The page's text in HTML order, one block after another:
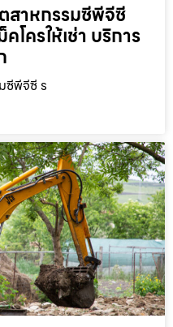
สาหกรรมซีพีจีซี
โครให้เช่า บริการ
ซีพีจีซี ร